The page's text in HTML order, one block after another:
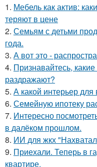
1. Мебель как актив:
теряют в цене
2. Семьям с детьми
года.
3. А вот это -
4. Признавайтесь,
раздражают?
5. А какой интерьер
6. Семейную ипотеку
7. Интересно
в далёком прошлом.
8. ИИ для жкх
9. Приехали. Теперь в
квартире.